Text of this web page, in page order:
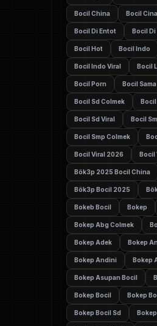
Bocil China Bocil Cina
Bocil Di Entot Bocil Di
Bocil Hot Bocil Indo
Bocil Indo Viral Bocil
Bocil Porn Bocil Sama
Bocil Sd Colmek Bocil
Bocil Sd Viral Bocil
Bocil Smp Colmek
Bocil Viral 2026 Bocil
Bök3p 2025 Bocil China
Bök3p Bocil 2025
Bokeb Bocil Bokep
Bokep Abg Colmek
Bokep Adek Bokep
Bokep Andini Bokep
Bokep Asupan Bocil
Bokep Bocil Bokep
Bokep Bocil Sd